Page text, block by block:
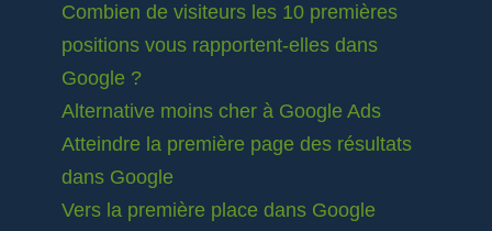
Combien de visiteurs les 10 premières
positions vous rapportent-elles dans
Google ?
Alternative moins cher à Google Ads
Atteindre la première page des résultats
dans Google
Vers la première place dans Google